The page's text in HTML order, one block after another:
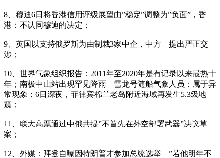
8、穆迪6日将香港信用评级展望由”稳定”调整为”负面”，香
港：不认同穆迪的决定；
9、英国以支持俄罗斯为由制裁3家中企，中方：提出严正交
涉；
10、世界气象组织报告：2011年至2020年是有记录以来最热十
年；南极中山站出现罕见降雨，雪龙号随船气象人员：属于异
常现象；6日深夜，菲律宾棉兰老岛附近海域再发生5.3级地
震；
11、联大高票通过中俄共提”不首先在外空部署武器”决议草
案；
12、外媒：拜登自曝因特朗普才参加总统选举，”若他明年不